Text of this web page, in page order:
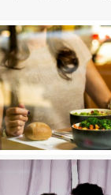
恋愛の悩み
出会い
合コン・街コン
マッチングアプリ